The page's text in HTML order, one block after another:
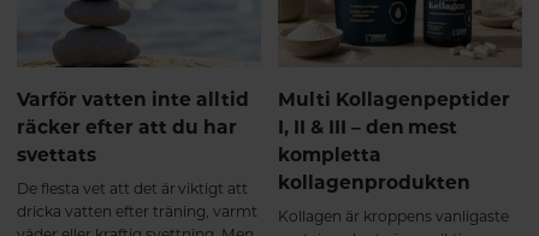
tunntarmen. Efter upptaget
transporteras kollagenpeptiderna
via blodet till olika vävnader i
av dessa bioaktiva peptider inte
bara fungerar som byggstenar,
utan även kan fungera som
signalmolekyler som stimulerar
kollagenomsättning i bindväven².
Varför vatten inte alltid
räcker efter att du har
svettats
De flesta vet att det är viktigt att
dricka vatten efter träning, varmt
Multi Kollagenpeptider
I, II & III – den mest
kompletta
kollagenprodukten
Kollagen är kroppens vanligaste